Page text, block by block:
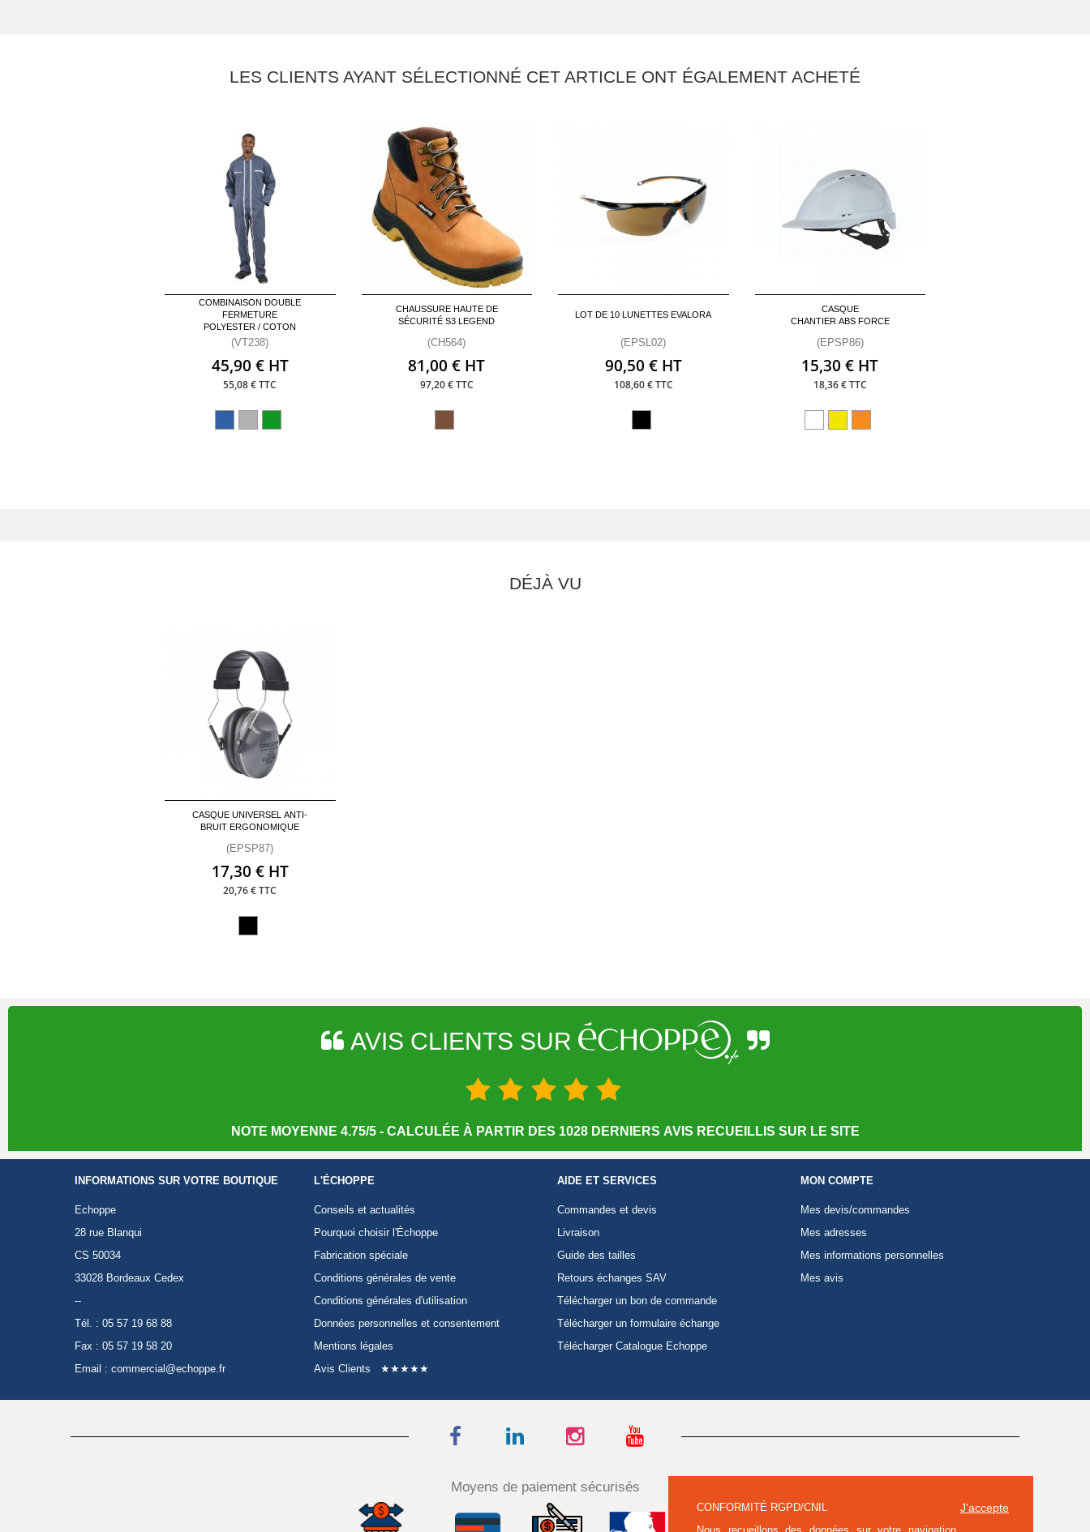
CONFORMITÉ RGPD/CNIL
J'accepte
LES CLIENTS AYANT SÉLECTIONNÉ CET ARTICLE ONT ÉGALEMENT ACHETÉ
COMBINAISON DOUBLE
FERMETURE
POLYESTER / COTON
(VT238)
45,90 € HT
55,08 € TTC
CHAUSSURE HAUTE DE
SÉCURITÉ S3 LEGEND
(CH564)
81,00 € HT
97,20 € TTC
LOT DE 10 LUNETTES EVALORA
(EPSL02)
90,50 € HT
108,60 € TTC
CASQUE
CHANTIER ABS FORCE
(EPSP86)
15,30 € HT
18,36 € TTC
DÉJÀ VU
CASQUE UNIVERSEL ANTI-
BRUIT ERGONOMIQUE
(EPSP87)
17,30 € HT
20,76 € TTC
AVIS CLIENTS SUR
NOTE MOYENNE 4.75/5 - CALCULÉE À PARTIR DES 1028 DERNIERS AVIS RECUEILLIS SUR LE SITE
INFORMATIONS SUR VOTRE BOUTIQUE
Echoppe
28 rue Blanqui
CS 50034
33028 Bordeaux Cedex
--
Tél. : 05 57 19 68 88
Fax : 05 57 19 58 20
Email : commercial@echoppe.fr
L'ÉCHOPPE
Conseils et actualités
Pourquoi choisir l'Échoppe
Fabrication spéciale
Conditions générales de vente
Conditions générales d'utilisation
Données personnelles et consentement
Mentions légales
Avis Clients
★★★★★
AIDE ET SERVICES
Commandes et devis
Livraison
Guide des tailles
Retours échanges SAV
Télécharger un bon de commande
Télécharger un formulaire échange
Télécharger Catalogue Echoppe
MON COMPTE
Mes devis/commandes
Mes adresses
Mes informations personnelles
Mes avis
Moyens de paiement sécurisés